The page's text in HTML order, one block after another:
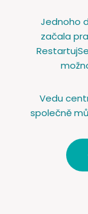
Jednoho
začala
Vedu
společně